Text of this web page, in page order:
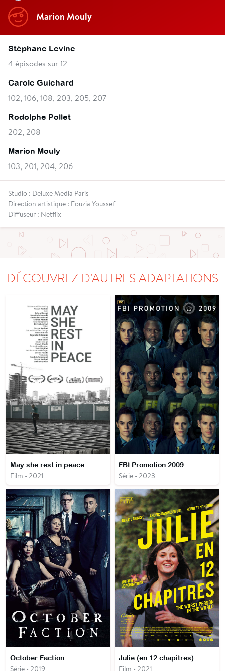
Marion Mouly
Stéphane Levine
4 épisodes sur 12
Carole Guichard
102, 106, 108, 203, 205, 207
Rodolphe Pollet
202, 208
Marion Mouly
103, 201, 204, 206
Studio : Deluxe Media Paris
Direction artistique : Fouzia Youssef
Diffuseur : Netflix
DÉCOUVREZ D'AUTRES ADAPTATIONS
May she rest in peace
Film • 2021
FBI Promotion 2009
Série • 2023
October Faction
Série • 2019
Julie (en 12 chapitres)
Film • 2021